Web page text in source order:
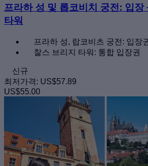
프라하 성 및 롭코비치 궁전: 입장
타워
프라하 성, 랍코비츠 궁전: 입장
찰스 브리지 타워: 통합 입장권
신규
최저가격: US$57.89
US$55.00